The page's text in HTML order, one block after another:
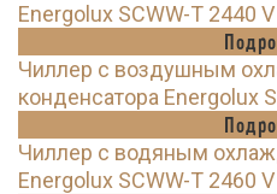
Energolux SCWW-T 2440 V
Чиллер с воздушным
конденсатора Energolux
Чиллер с водяным
Energolux SCWW-T 2460 V